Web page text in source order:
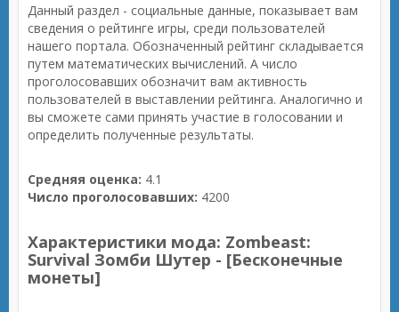
Данный раздел - социальные данные, показывает вам
сведения о рейтинге игры, среди пользователей
нашего портала. Обозначенный рейтинг складывается
путем математических вычислений. А число
проголосовавших обозначит вам активность
пользователей в выставлении рейтинга. Аналогично и
вы сможете сами принять участие в голосовании и
определить полученные результаты.
Средняя оценка: 4.1
Число проголосовавших: 4200
Характеристики мода: Zombeast:
Survival Зомби Шутер - [Бесконечные
монеты]